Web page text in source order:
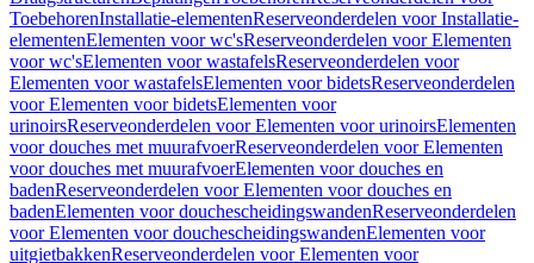
ToebehorenInstallatie-elementenReserveonderdelen voor Installatie-
elementenElementen voor wc'sReserveonderdelen voor Elementen
voor wc'sElementen voor wastafelsReserveonderdelen voor
Elementen voor wastafelsElementen voor bidetsReserveonderdelen
voor Elementen voor bidetsElementen voor
urinoirsReserveonderdelen voor Elementen voor urinoirsElementen
voor douches met muurafvoerReserveonderdelen voor Elementen
voor douches met muurafvoerElementen voor douches en
badenReserveonderdelen voor Elementen voor douches en
badenElementen voor douchescheidingswandenReserveonderdelen
voor Elementen voor douchescheidingswandenElementen voor
uitgietbakkenReserveonderdelen voor Elementen voor